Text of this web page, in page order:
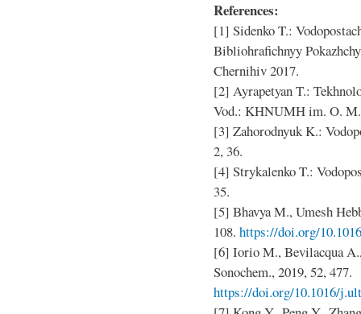
References:
[1] Sidenko T.:
Bibliohrafichnyy
Chernihiv 2017.
[2] Ayrapetyan T.:
Vod.: KHNUMH im. O.
[3] Zahorodnyuk K.:
2, 36.
[4] Strykalenko T.:
35.
[5] Bhavya M., Umesh
108. https://doi.org/
[6] Iorio M., Bevilacqua
Sonochem., 2019, 52, 477.
https://doi.org/10.1016/